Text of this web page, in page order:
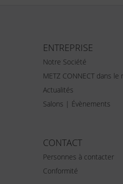
ENTREPRISE
Notre Société
METZ CONNECT dans le
Actualités
Salons | Évènements
CONTACT
Personnes à contacter
Conformité